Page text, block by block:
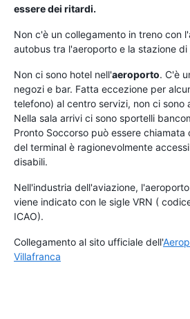
essere dei ritardi.
Non c'è un collegamento in treno con
autobus tra l'aeroporto e la stazione di
Non ci sono hotel nell'aeroporto. C'è
negozi e bar. Fatta eccezione per
telefono) al centro servizi, non ci sono
Nella sala arrivi ci sono sportelli
Pronto Soccorso può essere
del terminal è ragionevolmente
disabili.
Nell'industria dell'aviazione,
viene indicato con le sigle VRN (
ICAO).
Collegamento al sito ufficiale dell'
Villafranca